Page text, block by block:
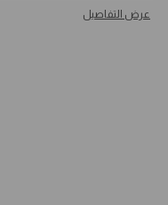
عرض التفاصيل